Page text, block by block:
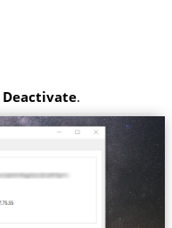
Deactivate.